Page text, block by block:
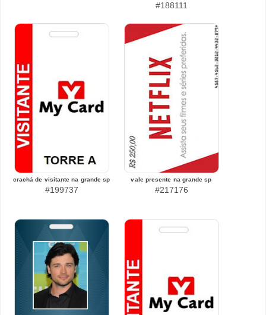
#188111
crachá de visitante na grande sp
#199737
vale presente na grande sp
#217176